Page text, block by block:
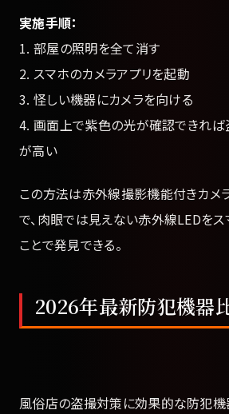
実施手順：
1. 部屋の照明を全て消す
2. スマホのカメラアプリを起動
3. 怪しい機器にカメラを向ける
4. 画面上で紫色の光が確認できれ
が高い
この方法は赤外線撮影機能付きカメ
で、肉眼では見えない赤外線LEDを
ことで発見できる。
2026年最新防犯機器
風俗店の盗撮対策に効果的な防犯機